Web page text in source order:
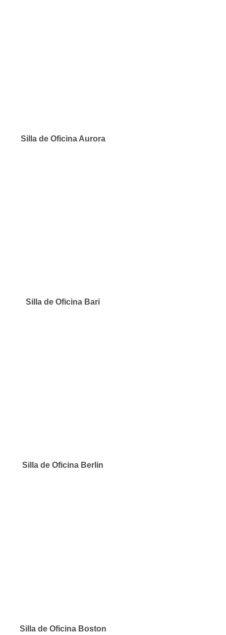
Silla de Oficina Aurora
Silla de Oficina Bari
Silla de Oficina Berlin
Silla de Oficina Boston